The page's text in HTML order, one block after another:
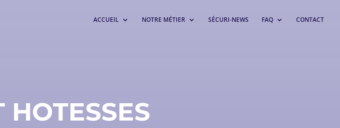
ACCUEIL NOTRE MÉTIER SÉCURI-NEWS FAQ CONTACT
HOTESSES